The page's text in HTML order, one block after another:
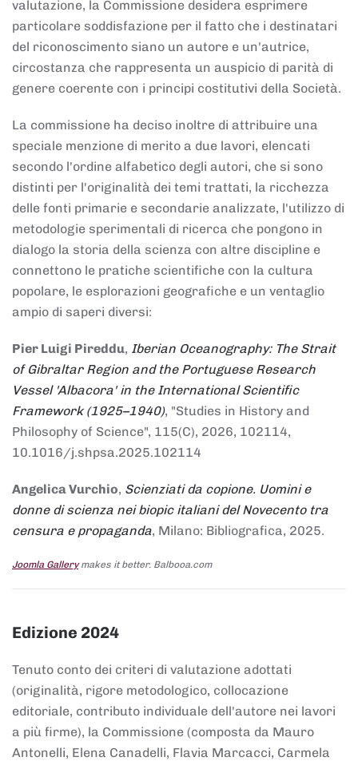
valutazione, la Commissione desidera esprimere
particolare soddisfazione per il fatto che i destinatari
del riconoscimento siano un autore e un'autrice,
circostanza che rappresenta un auspicio di parità di
genere coerente con i principi costitutivi della Società.
La commissione ha deciso inoltre di attribuire una
speciale menzione di merito a due lavori, elencati
secondo l'ordine alfabetico degli autori, che si sono
distinti per l'originalità dei temi trattati, la ricchezza
delle fonti primarie e secondarie analizzate, l'utilizzo di
metodologie sperimentali di ricerca che pongono in
dialogo la storia della scienza con altre discipline e
connettono le pratiche scientifiche con la cultura
popolare, le esplorazioni geografiche e un ventaglio
ampio di saperi diversi:
Pier Luigi Pireddu, Iberian Oceanography: The Strait
of Gibraltar Region and the Portuguese Research
Vessel 'Albacora' in the International Scientific
Framework (1925–1940), "Studies in History and
Philosophy of Science", 115(C), 2026, 102114,
10.1016/j.shpsa.2025.102114
Angelica Vurchio, Scienziati da copione. Uomini e
donne di scienza nei biopic italiani del Novecento tra
censura e propaganda, Milano: Bibliografica, 2025.
Joomla Gallerymakes it better. Balbooa.com
Edizione 2024
Tenuto conto dei criteri di valutazione adottati
(originalità, rigore metodologico, collocazione
editoriale, contributo individuale dell'autore nei lavori
a più firme), la Commissione (composta da Mauro
Antonelli, Elena Canadelli, Flavia Marcacci, Carmela